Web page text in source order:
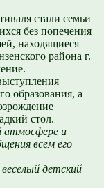
стали семьи
без попечения
находящиеся
района г.
образования, а
стол.
атмосфере и
всем его
детский